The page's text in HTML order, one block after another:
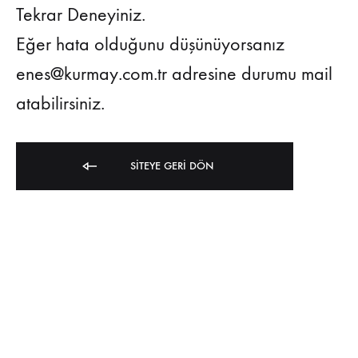
Tekrar Deneyiniz.
Eğer hata olduğunu düşünüyorsanız
enes@kurmay.com.tr adresine durumu mail
atabilirsiniz.
SITEYE GERI DÖN